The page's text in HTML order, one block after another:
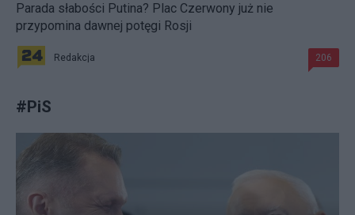
Parada słabości Putina? Plac Czerwony już nie
przypomina dawnej potęgi Rosji
Redakcja 206
#PiS